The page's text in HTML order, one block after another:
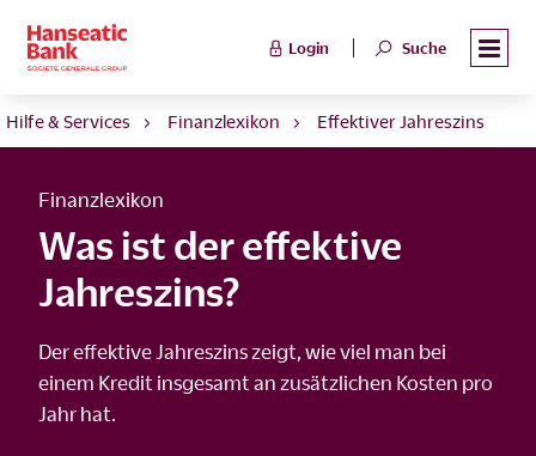
Login Suche
Hilfe & Services Finanzlexikon Effektiver Jahreszins
Finanzlexikon
Was ist der effektive
Jahreszins?
Der effektive Jahreszins zeigt, wie viel man bei
einem Kredit insgesamt an zusätzlichen Kosten pro
Jahr hat.